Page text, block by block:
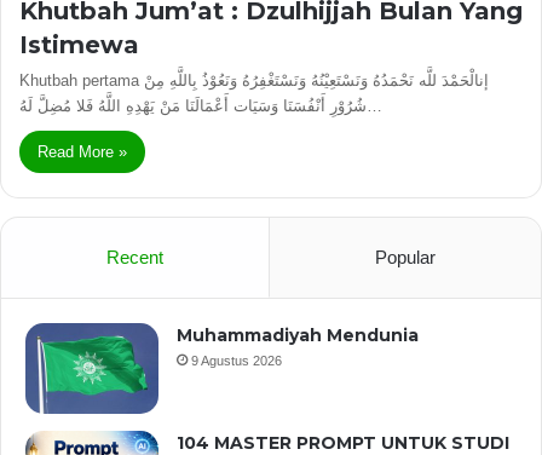
Khutbah Jum’at : Dzulhijjah Bulan Yang
Istimewa
Khutbah pertama إنالْحَمْدَ للَّه نَحْمَدُهُ وَنَسْتَعِيْنُهُ وَنَسْتَغْفِرُهُ وَنَعُوْذُ بِاللَّهِ مِنْ
Read More »
Recent Popular
Muhammadiyah Mendunia
9 Agustus 2026
104 MASTER PROMPT UNTUK STUDI